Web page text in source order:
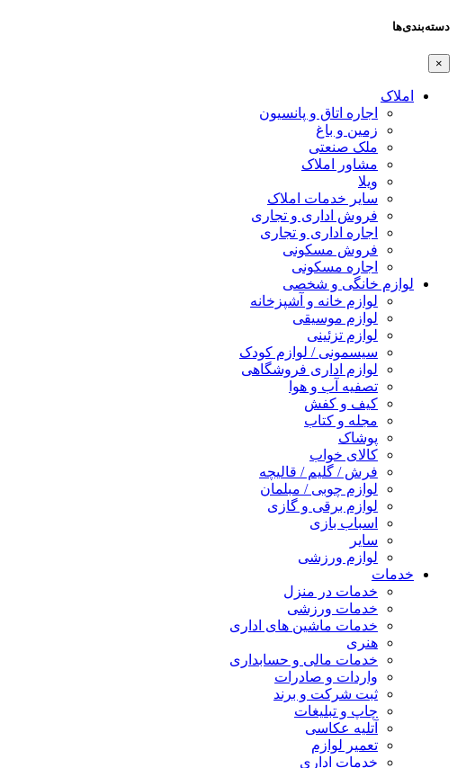
دسته‌بندی‌ها
×
املاک
اجاره اتاق و پانسیون
زمین و باغ
ملک صنعتی
مشاور املاک
ویلا
سایر خدمات املاک
فروش اداری و تجاری
اجاره اداری و تجاری
فروش مسکونی
اجاره مسکونی
لوازم خانگی و شخصی
لوازم خانه و آشپزخانه
لوازم موسیقی
لوازم تزئینی
سیسمونی / لوازم کودک
لوازم اداری فروشگاهی
تصفیه آب و هوا
کیف و کفش
مجله و کتاب
پوشاک
کالای خواب
فرش / گلیم / قالیچه
لوازم چوبی / مبلمان
لوازم برقی و گازی
اسباب بازی
سایر
لوازم ورزشی
خدمات
خدمات در منزل
خدمات ورزشی
خدمات ماشین های اداری
هنری
خدمات مالی و حسابداری
واردات و صادرات
ثبت شرکت و برند
چاپ و تبلیغات
آتلیه عکاسی
تعمیر لوازم
خدمات اداری